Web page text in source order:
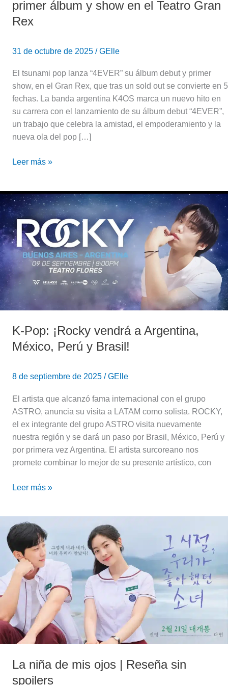
primer álbum y show en el Teatro Gran
Rex
31 de octubre de 2025 /GElle
El tsunami pop lanza “4EVER” su álbum debut y primer
show, en el Gran Rex, que tras un sold out se convierte en 5
fechas. La banda argentina K4OS marca un nuevo hito en
su carrera con el lanzamiento de su álbum debut “4EVER”,
un trabajo que celebra la amistad, el empoderamiento y la
nueva ola del pop […]
Gran
Rex
Leer más »
K-Pop: ¡Rocky vendrá a Argentina,
México, Perú y Brasil!
8 de septiembre de 2025 / GElle
El artista que alcanzó fama internacional con el grupo
ASTRO, anuncia su visita a LATAM como solista. ROCKY,
el ex integrante del grupo ASTRO visita nuevamente
nuestra región y se dará un paso por Brasil, México, Perú y
por primera vez Argentina. El artista surcoreano nos
promete combinar lo mejor de su presente artístico, con
K-
Pop:
¡Rocky
vendrá
a
Argentina,
México,
Perú
Brasil!
Leer más »
La niña de mis ojos | Reseña sin
spoilers
La
niña
mis
ojos
Reseña
sin
spoilers